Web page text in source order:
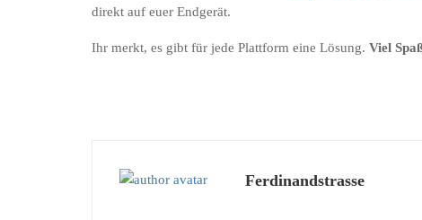
direkt auf euer Endgerät.
Ihr merkt, es gibt für jede Plattform eine Lösung. Viel
Ferdinandstrasse